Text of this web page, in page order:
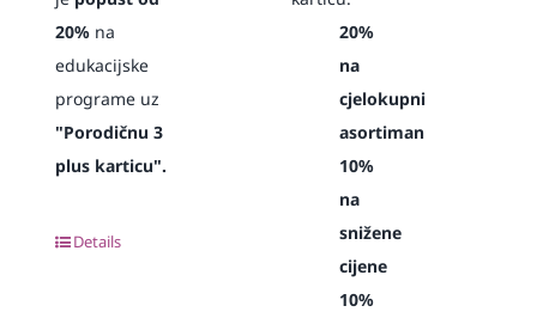
20% na
edukacijske
programe uz
"Porodičnu 3
plus karticu".
Details
20%
na
cjelokupni
asortiman
10%
na
snižene
cijene
10%